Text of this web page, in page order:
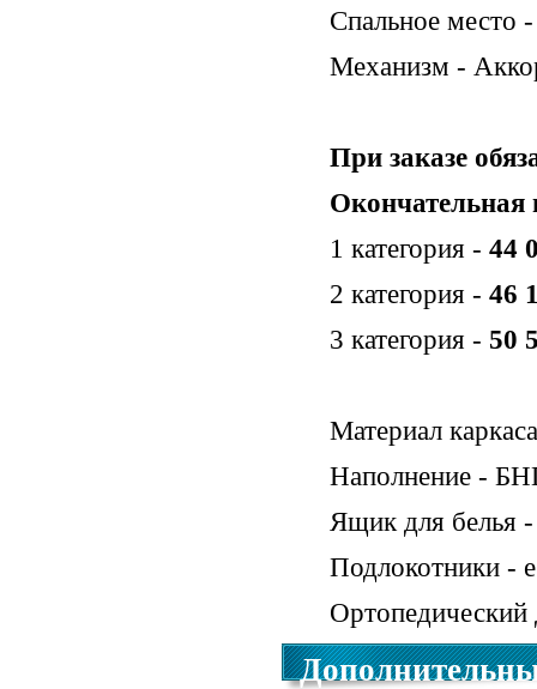
Спальное место
Механизм -
При заказе
Окончательная
1 категория - 44
2 категория - 46
3 категория - 50
Материал
Наполнение -
Ящик для белья -
Подлокотники -
Ортопедический